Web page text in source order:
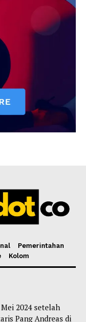
Pemerintahan
Kolom
2024 setelah
Pang Andreas di